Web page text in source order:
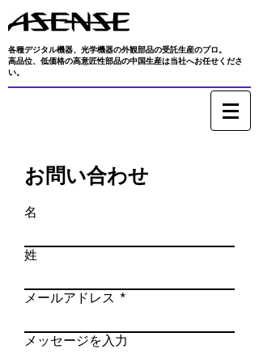
各種デジタル機器、光学機器の外観部品の受託生産のプロ。
高品位、低価格の高意匠性部品の中国生産は当社へお任せくださ
い。
お問い合わせ
名
姓
メールアドレス
メッセージを入力